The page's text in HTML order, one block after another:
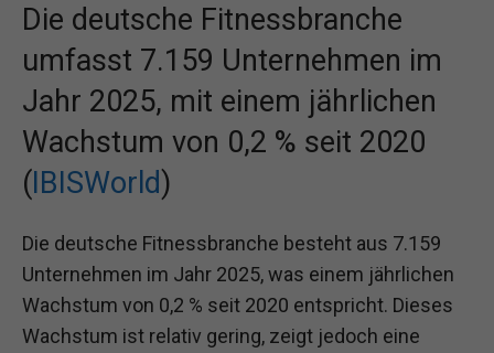
Die deutsche Fitnessbranche
umfasst 7.159 Unternehmen im
Jahr 2025, mit einem jährlichen
Wachstum von 0,2 % seit 2020
(IBISWorld)
Die deutsche Fitnessbranche besteht aus 7.159
Unternehmen im Jahr 2025, was einem jährlichen
Wachstum von 0,2 % seit 2020 entspricht. Dieses
Wachstum ist relativ gering, zeigt jedoch eine